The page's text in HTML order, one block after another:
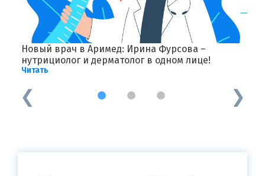
Новый врач в Аримед: Ирина Фурсова –
нутрициолог и дерматолог в одном лице!
Читать
1 2 3